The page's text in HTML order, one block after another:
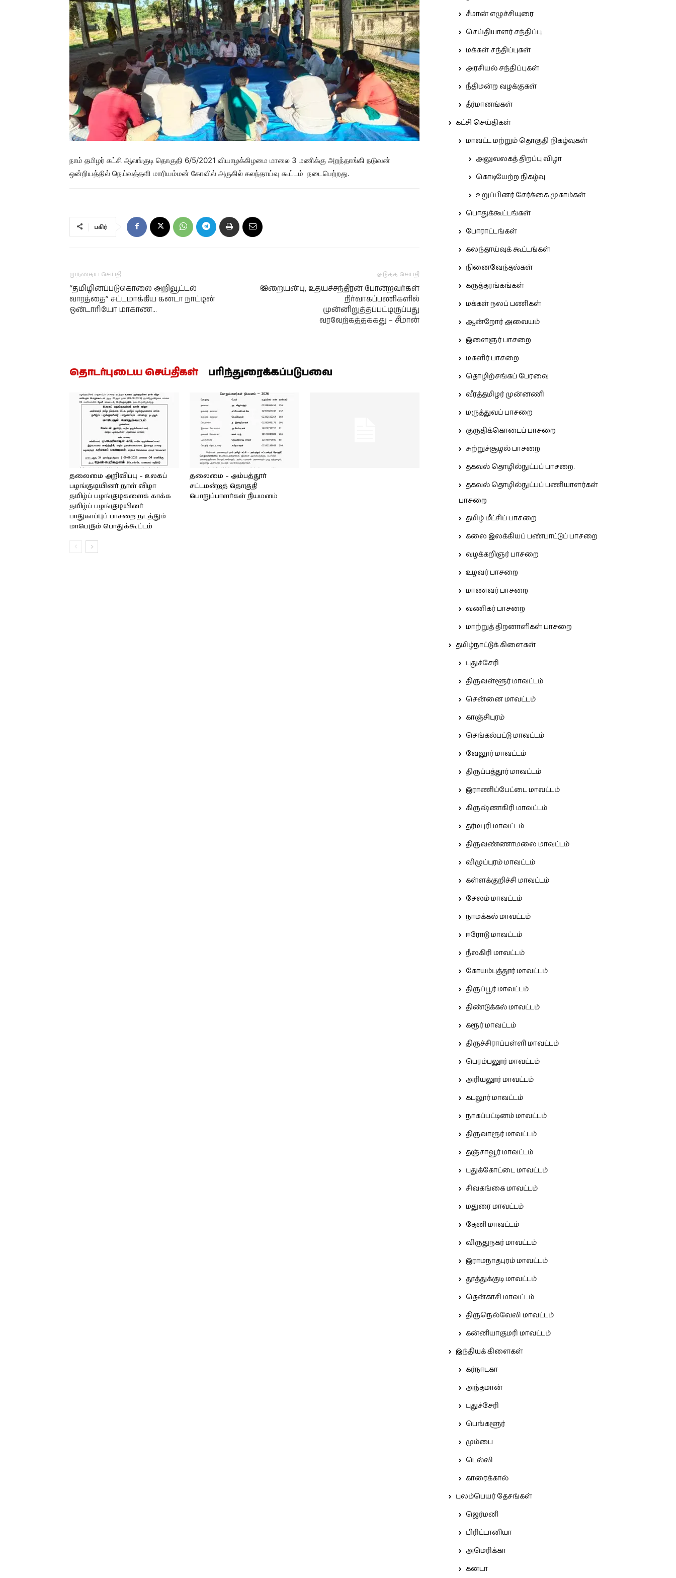
நாம் தமிழர் கட்சி ஆலங்குடி தொகுதி 6/5/2021 வியாழக்கிழமை மாலை 3 மணிக்கு அறந்தாங்கி நடுவன்
ஒன்றியத்தில் நெய்வத்தளி மாரியம்மன் கோவில் அருகில் கலந்தாய்வு கூட்டம் நடைபெற்றது.
பகிர்
முந்தைய செய்தி
“தமிழினப்படுகொலை அறிவூட்டல்
வாரத்தை” சட்டமாக்கிய கனடா நாட்டின்
ஒன்டாரியோ மாகாண…
அடுத்த செய்தி
இறையன்பு, உதயச்சந்திரன் போன்றவர்கள்
நிர்வாகப்பணிகளில்
முன்னிறுத்தப்பட்டிருப்பது
வரவேற்கத்தக்கது – சீமான்
தொடர்புடைய செய்திகள் பரிந்துரைக்கப்படுபவை
தலைமை அறிவிப்பு – உலகப்
பழங்குடியினர் நாள் விழா
தமிழ்ப் பழங்குடிகளைக் காக்க
தமிழ்ப் பழங்குடியினர்
பாதுகாப்புப் பாசறை நடத்தும்
மாபெரும் பொதுக்கூட்டம்
தலைமை – அம்பத்தூர்
சட்டமன்றத் தொகுதி
பொறுப்பாளர்கள் நியமனம்
சீமான் எழுச்சியுரை
செய்தியாளர் சந்திப்பு
மக்கள் சந்திப்புகள்
அரசியல் சந்திப்புகள்
நீதிமன்ற வழக்குகள்
தீர்மானங்கள்
கட்சி செய்திகள்
மாவட்ட மற்றும் தொகுதி நிகழ்வுகள்
அலுவலகத் திறப்பு விழா
கொடியேற்ற நிகழ்வு
உறுப்பினர் சேர்க்கை முகாம்கள்
பொதுக்கூட்டங்கள்
போராட்டங்கள்
கலந்தாய்வுக் கூட்டங்கள்
நினைவேந்தல்கள்
கருத்தரங்கங்கள்
மக்கள் நலப் பணிகள்
ஆன்றோர் அவையம்
இளைஞர் பாசறை
மகளிர் பாசறை
தொழிற்சங்கப் பேரவை
வீரத்தமிழர் முன்னணி
மருத்துவப் பாசறை
குருதிக்கொடைப் பாசறை
சுற்றுச்சூழல் பாசறை
தகவல் தொழில்நுட்பப் பாசறை.
தகவல் தொழில்நுட்பப் பணியாளர்கள்
பாசறை
தமிழ் மீட்சிப் பாசறை
கலை இலக்கியப் பண்பாட்டுப் பாசறை
வழக்கறிஞர் பாசறை
உழவர் பாசறை
மாணவர் பாசறை
வணிகர் பாசறை
மாற்றுத் திறனாளிகள் பாசறை
தமிழ்நாட்டுக் கிளைகள்
புதுச்சேரி
திருவள்ளூர் மாவட்டம்
சென்னை மாவட்டம்
காஞ்சிபுரம்
செங்கல்பட்டு மாவட்டம்
வேலூர் மாவட்டம்
திருப்பத்தூர் மாவட்டம்
இராணிப்பேட்டை மாவட்டம்
கிருஷ்ணகிரி மாவட்டம்
தர்மபுரி மாவட்டம்
திருவண்ணாமலை மாவட்டம்
விழுப்புரம் மாவட்டம்
கள்ளக்குறிச்சி மாவட்டம்
சேலம் மாவட்டம்
நாமக்கல் மாவட்டம்
ஈரோடு மாவட்டம்
நீலகிரி மாவட்டம்
கோயம்புத்தூர் மாவட்டம்
திருப்பூர் மாவட்டம்
திண்டுக்கல் மாவட்டம்
கரூர் மாவட்டம்
திருச்சிராப்பள்ளி மாவட்டம்
பெரம்பலூர் மாவட்டம்
அரியலூர் மாவட்டம்
கடலூர் மாவட்டம்
நாகப்பட்டினம் மாவட்டம்
திருவாரூர் மாவட்டம்
தஞ்சாவூர் மாவட்டம்
புதுக்கோட்டை மாவட்டம்
சிவகங்கை மாவட்டம்
மதுரை மாவட்டம்
தேனி மாவட்டம்
விருதுநகர் மாவட்டம்
இராமநாதபுரம் மாவட்டம்
தூத்துக்குடி மாவட்டம்
தென்காசி மாவட்டம்
திருநெல்வேலி மாவட்டம்
கன்னியாகுமரி மாவட்டம்
இந்தியக் கிளைகள்
கர்நாடகா
அந்தமான்
புதுச்சேரி
பெங்களூர்
மும்பை
டெல்லி
காரைக்கால்
புலம்பெயர் தேசங்கள்
ஜெர்மனி
பிரிட்டானியா
அமெரிக்கா
கனடா